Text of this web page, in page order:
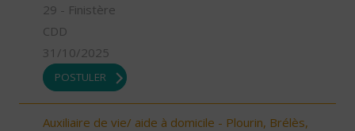
29 - Finistère
CDD
31/10/2025
POSTULER
Auxiliaire de vie/ aide à domicile - Plourin, Brélès,